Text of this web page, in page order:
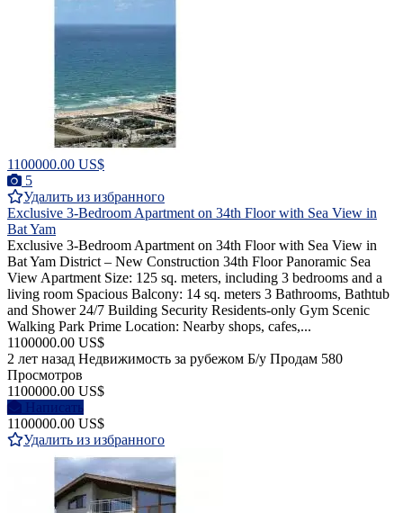
1100000.00 US$
5
Удалить из избранного
Exclusive 3-Bedroom Apartment on 34th Floor with Sea View in
Bat Yam
Exclusive 3-Bedroom Apartment on 34th Floor with Sea View in
Bat Yam District – New Construction 34th Floor Panoramic Sea
View Apartment Size: 125 sq. meters, including 3 bedrooms and a
living room Spacious Balcony: 14 sq. meters 3 Bathrooms, Bathtub
and Shower 24/7 Building Security Residents-only Gym Scenic
Walking Park Prime Location: Nearby shops, cafes,...
1100000.00 US$
2 лет назад Недвижимость за рубежом Б/у Продам 580
Просмотров
1100000.00 US$
Написать
1100000.00 US$
Удалить из избранного